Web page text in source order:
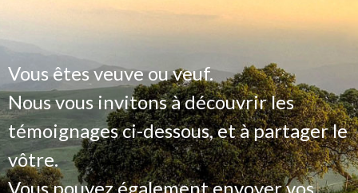
Vous êtes veuve ou veuf.
Nous vous invitons à découvrir les
témoignages ci-dessous, et à partager le
vôtre.
Vous pouvez également envoyer vos